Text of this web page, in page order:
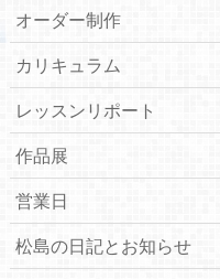
オーダー制作
カリキュラム
レッスンリポート
作品展
営業日
松島の日記とお知らせ